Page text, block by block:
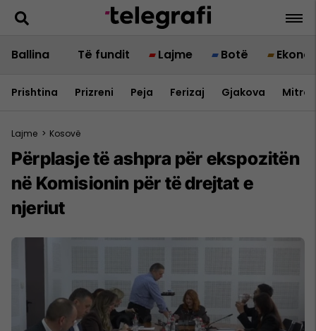
Ballina Të fundit Lajme Botë
Prishtina Prizreni Peja Ferizaj Gjakova
Lajme > Kosovë
Përplasje të ashpra për ekspozitën
në Komisionin për të drejtat e
njeriut